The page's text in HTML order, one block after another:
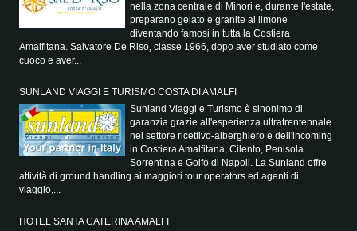
nella zona centrale di Minori e, durante l'estate,
preparano gelato e granite al limone
diventando famosi in tutta la Costiera
Amalfitana. Salvatore De Riso, classe 1966, dopo aver studiato come
cuoco e aver...
SUNLAND VIAGGI E TURISMO COSTA DI AMALFI
Sunland Viaggi e Turismo è sinonimo di
garanzia grazie all'esperienza ultratrentennale
nel settore ricettivo-alberghiero e dell'incoming
in Costiera Amalfitana, Cilento, Penisola
Sorrentina e Golfo di Napoli. La Sunland offre
attività di ground handling ai maggiori tour operators ed agenti di
viaggio,...
HOTEL SANTA CATERINA AMALFI